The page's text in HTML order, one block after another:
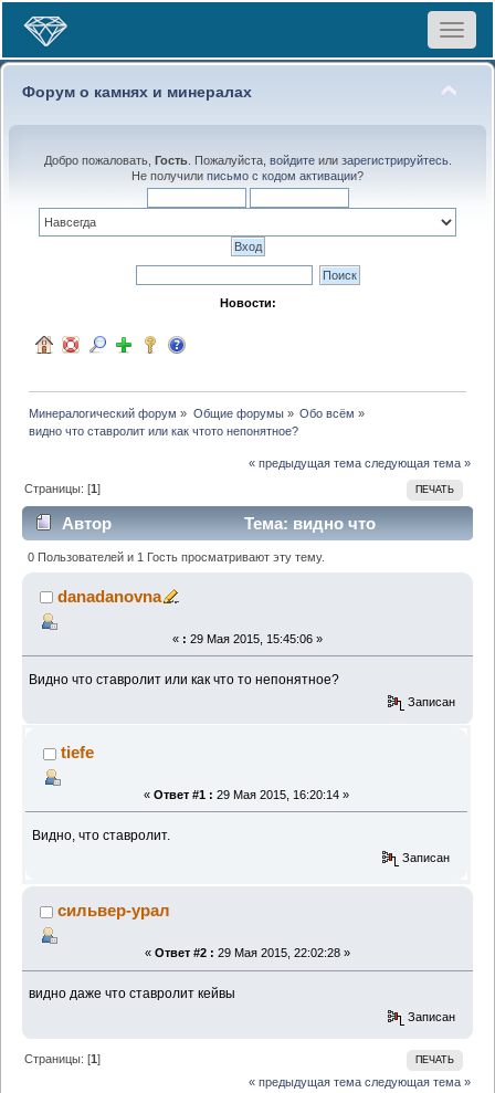
Toggle
Форум о камнях и минералах
Добро пожаловать, Гость. Пожалуйста, войдитеили зарегистрируйтесь.
Не получили письмо с кодом активации?
Новости:
Минералогический форум » Общие форумы» Обо всём »
видно что ставролит или как чтото непонятное?
« предыдущая тема следующая тема »
ПЕЧАТЬ
Страницы: [1]
Автор
Тема: видно что
ставролит или как чтото непонятное? (Прочитано
1125 раз)
0 Пользователей и 1 Гость просматривают эту тему.
danadanovna
« : 29 Мая 2015, 15:45:06 »
Видно что ставролит или как что то непонятное?
Записан
tiefe
« Ответ #1 : 29 Мая 2015, 16:20:14 »
Видно, что ставролит.
Записан
сильвер-урал
« Ответ #2 : 29 Мая 2015, 22:02:28 »
видно даже что ставролит кейвы
Записан
ПЕЧАТЬ
Страницы: [1]
« предыдущая тема следующая тема »